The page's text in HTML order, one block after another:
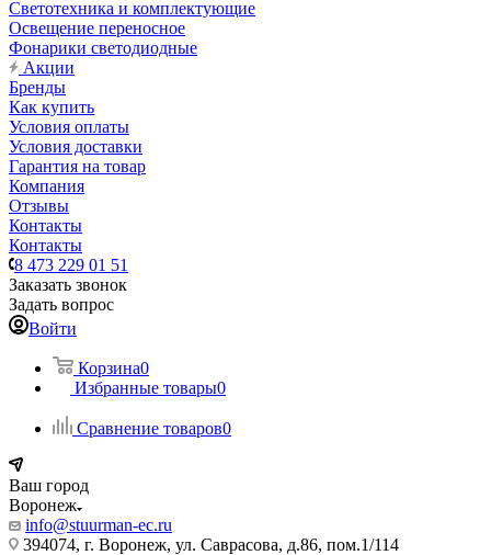
Светотехника и комплектующие
Освещение переносное
Фонарики светодиодные
Акции
Бренды
Как купить
Условия оплаты
Условия доставки
Гарантия на товар
Компания
Отзывы
Контакты
Контакты
8 473 229 01 51
Заказать звонок
Задать вопрос
Войти
Корзина0
Избранные товары0
Сравнение товаров0
Ваш город
Воронеж
info@stuurman-ec.ru
394074, г. Воронеж, ул. Саврасова, д.86, пом.1/114